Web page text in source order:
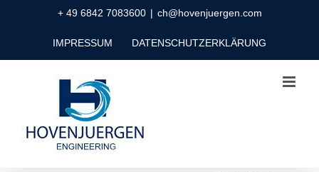
+ 49 6842 7083600 | ch@hovenjuergen.com
IMPRESSUM DATENSCHUTZERKLÄRUNG